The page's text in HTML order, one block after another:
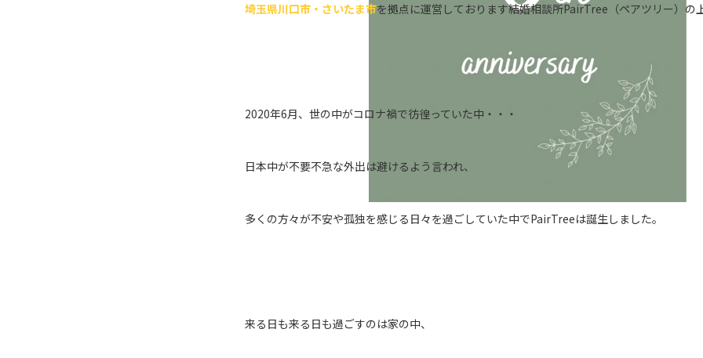
埼玉県川口市・さいたま市を拠点に運営しております結婚相談所PairTree（ペアツリー）の
2020年6月、世の中がコロナ禍で彷徨っていた中・・・
日本中が不要不急な外出は避けるよう言われ、
多くの方々が不安や孤独を感じる日々を過ごしていた中でPairTreeは誕生しました。
来る日も来る日も過ごすのは家の中、